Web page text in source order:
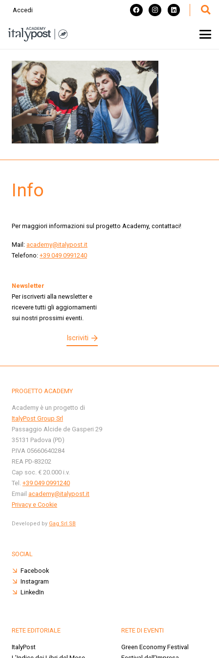
Accedi
Info
Per maggiori informazioni sul progetto Academy, contattaci!
Mail: academy@italypost.it
Telefono: +39 049 0991240
Newsletter
Per iscriverti alla newsletter e
ricevere tutti gli aggiornamenti
sui nostri prossimi eventi.
Iscriviti
PROGETTO ACADEMY
Academy è un progetto di
ItalyPost Group Srl
Passaggio Alcide de Gasperi 29
35131 Padova (PD)
P.IVA 05660640284
REA PD-83202
Cap soc. € 20.000 i.v.
Tel. +39 049 0991240
Email academy@italypost.it
Privacy e Cookie
Developed by Gag Srl SB
SOCIAL
Facebook
Instagram
LinkedIn
RETE EDITORIALE
ItalyPost
RETE DI EVENTI
Green Economy Festival